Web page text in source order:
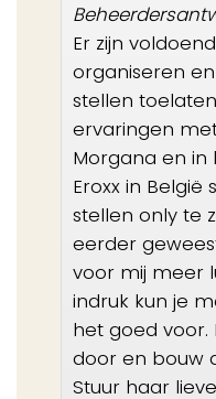
Er zijn
organiseren
stellen
ervaringen
Morgana en in
Eroxx in
stellen only te
eerder
voor mij meer
indruk kun je
het goed voor.
door en bouw
Stuur haar